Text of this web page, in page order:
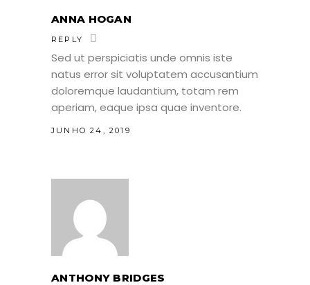
ANNA HOGAN
REPLY
Sed ut perspiciatis unde omnis iste
natus error sit voluptatem accusantium
doloremque laudantium, totam rem
aperiam, eaque ipsa quae inventore.
JUNHO 24, 2019
ANTHONY BRIDGES